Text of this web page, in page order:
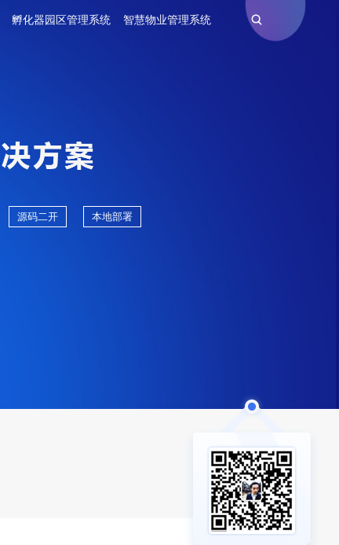
孵化器园区管理系统 智慧物业管理系统
源码二开 本地部署